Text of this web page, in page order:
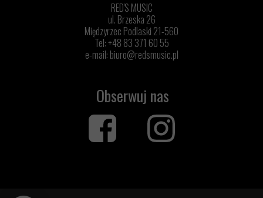
Obserwuj nas
RED'S MUSIC
ul. Brzeska 26
Międzyrzec Podlaski 21-560
Tel: +48 83 371 60 55
e-mail: biuro@redsmusic.pl